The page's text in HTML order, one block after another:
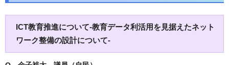
ICT教育推進について-教育データ利活用を見据えたネット
ワーク整備の設計について-